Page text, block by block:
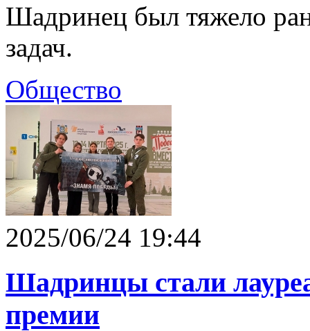
Шадринец был тяжело
задач.
Общество
2025/06/24 19:44
Шадринцы стали
премии